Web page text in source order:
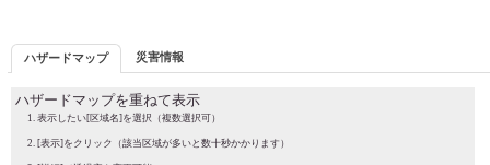
ハザードマップ 災害情報
ハザードマップを重ねて表示
表示したい[区域名]を選択（複数選択可）
[表示]をクリック（該当区域が多いと数十秒かかります）